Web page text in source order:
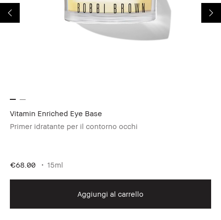
Vitamin Enriched Eye Base
Primer idratante per il contorno occhi
€68.00 15ml
Aggiungi al carrello